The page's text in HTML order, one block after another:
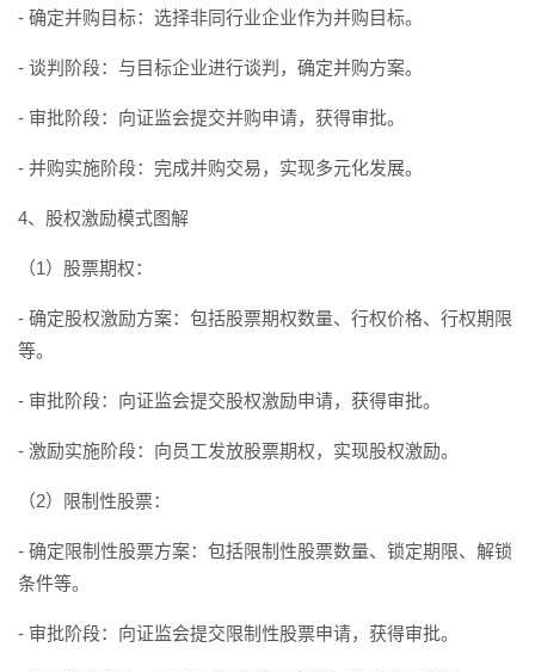
- 确定并购目标：选择非同行业企业作为并购目标。
- 谈判阶段：与目标企业进行谈判，确定并购方案。
- 审批阶段：向证监会提交并购申请，获得审批。
- 并购实施阶段：完成并购交易，实现多元化发展。
4、股权激励模式图解
（1）股票期权：
- 确定股权激励方案：包括股票期权数量、行权价格、行权期限
等。
- 审批阶段：向证监会提交股权激励申请，获得审批。
- 激励实施阶段：向员工发放股票期权，实现股权激励。
（2）限制性股票：
- 确定限制性股票方案：包括限制性股票数量、锁定期限、解锁
条件等。
- 审批阶段：向证监会提交限制性股票申请，获得审批。